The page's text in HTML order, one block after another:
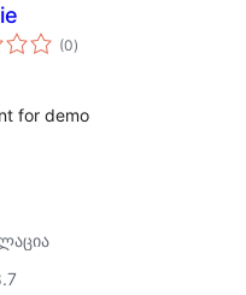
(0საერთო
რეიტინგი
)
for demo